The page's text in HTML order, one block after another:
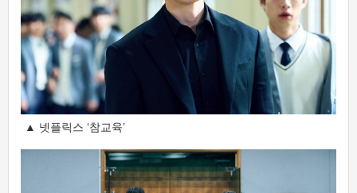
▲ 넷플릭스 ‘참교육’